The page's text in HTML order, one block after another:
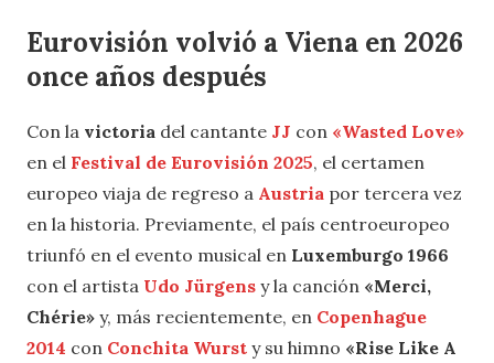
Eurovisión volvió a Viena en 2026
once años después
Con la victoria del cantante JJ con «Wasted Love»
en el Festival de Eurovisión 2025, el certamen
europeo viaja de regreso a Austria por tercera vez
en la historia. Previamente, el país centroeuropeo
triunfó en el evento musical en Luxemburgo 1966
con el artista Udo Jürgens y la canción «Merci,
Chérie» y, más recientemente, en Copenhague
2014 con Conchita Wurst y su himno «Rise Like A